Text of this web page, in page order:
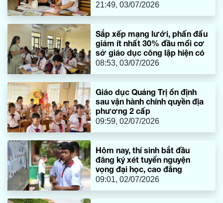
21:49, 03/07/2026
Sắp xếp mạng lưới, phấn đấu
giảm ít nhất 30% đầu mối cơ
sở giáo dục công lập hiện có
08:53, 03/07/2026
Giáo dục Quảng Trị ổn định
sau vận hành chính quyền địa
phương 2 cấp
09:59, 02/07/2026
Hôm nay, thí sinh bắt đầu
đăng ký xét tuyển nguyện
vọng đại học, cao đẳng
09:01, 02/07/2026